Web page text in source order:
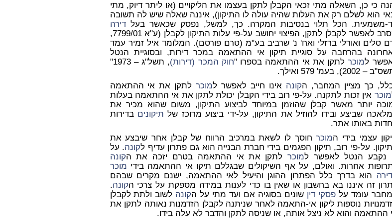
כי כן, השאלה מתי זכאי הקבלן לתקן בעצמו את הליקויים (או ליתר דיוק, מתי
הוא לשלם רק את העלות שהיה עולה לו התיקון), איננה שאלה שיש לה תשובה
משמעית. הכל תלוי בנסיבות המקרה. כך, למשל, נפסק שכאשר בעלדירה
מסרב לאפשר לקבלן לתקן, הפיצוי יחושב על-פי עלות התיקון לקבלן (ע"א 7799/01,
סלים ואורלי ברזלי ואח' נ' שרביב בע"מ (טרם פורסם). המלומד איל זמיר עמד
בהרחבה על סוגיית תיקון אי ההתאמה במכר דירות, ובסוגיית הנטל
למוכרלתקן את אי ההתאמה בספרו "חוק המכר (דירות)
, תשל"ג – 1973"
– 2002), בעמ' 579 ואילך.
כך מציין המחבר, הקונה אינו חייב לאפשר למוכרלתקן את אי ההתאמה
מוכר אין זכות לתקנה. על-פי רוב בידי הקבלן יכולת לתקן את אי ההתאמה בעלות
יותר מאשר קבלן שהוזמן במיוחד לביצוע התיקון, משום שהוא מכיר את
שביצע ובידו להוזיל את התיקון, על-ידי ביצוע מרוכז של תיקונים בדירות
באותו אתר.
עצמי בידי המוכרחוסך לו לשאת במרכיב הרווח של קבלן אחר שיבצע את
על-פי רוב, תיקון הפגמים בידי חברת הבנייה הוא גם פתרון עדיף לקונה. על
נקבע הנטל לאפשר למוכרלתקן את אי ההתאמה בטרם יזכה את הקונה
אחרות. ואולם, על אף השיקולים שבגללם תיקו אי ההתאמה בידי מוכר
דירה הוא בדרך כלל הפתרון ההוגן והיעיל לאי ההתאמה, ישנם מקרים שבהם
זה איננו בא בחשבון או שאין בו כדי לענות במידה מספקת על צרכי הקונה.
עומד עלפסקי דין שונים בסוגיה אם ועד מתי על הקונה לשוב ולתת לקבלן
נוספות ליקון אי-התאמה לאחר שניתנה לקבלן הזדמנות נאותה לתקן את
ההתאמה והוא לא ניצל אותה, או שניסה לתקן והדבר לא עלה בידו.